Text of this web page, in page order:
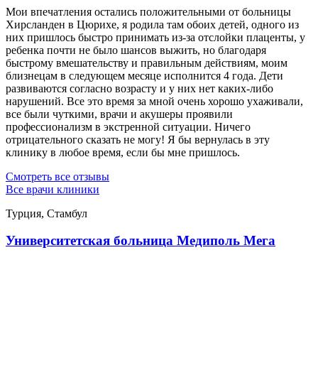
Мои впечатления остались положительными от больницы
Хирсланден в Цюрихе, я родила там обоих детей, одного из
них пришлось быстро принимать из-за отслойки плаценты, у
ребенка почти не было шансов выжить, но благодаря
быстрому вмешательству и правильным действиям, моим
близнецам в следующем месяце исполнится 4 года. Дети
развиваются согласно возрасту и у них нет каких-либо
нарушений. Все это время за мной очень хорошо ухаживали,
все были чуткими, врачи и акушеры проявили
профессионализм в экстренной ситуации. Ничего
отрицательного сказать не могу! Я бы вернулась в эту
клинику в любое время, если бы мне пришлось.
Смотреть все отзывы
Все врачи клиники
Турция, Стамбул
Университетская больница Медиполь Мега